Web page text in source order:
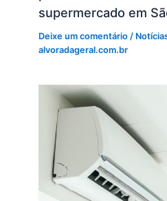
supermercado em
Deixe um comentário /
alvoradageral.com.br